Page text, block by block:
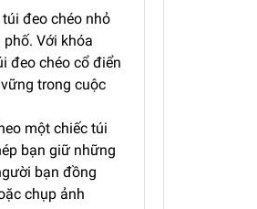
túi đeo chéo nhỏ
Với khóa
đeo chéo cổ điển
trong cuộc
một chiếc túi
bạn giữ những
bạn đồng
chụp ảnh